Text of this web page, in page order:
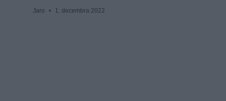
Jaro 1. decembra 2022